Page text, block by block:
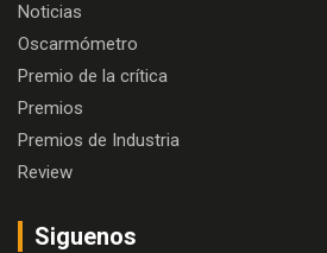
Noticias
Oscarmómetro
Premio de la crítica
Premios
Premios de Industria
Review
Siguenos